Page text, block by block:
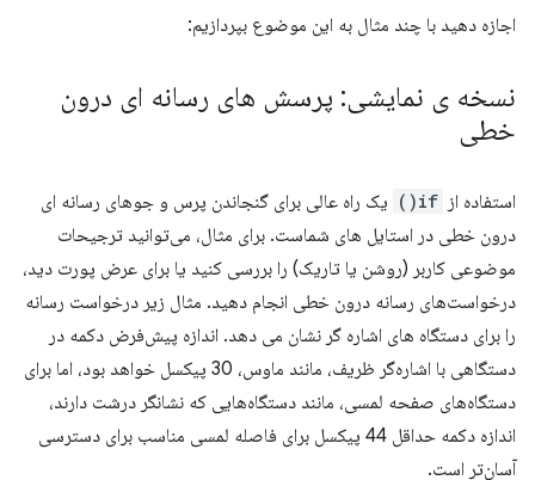
اجازه دهید با چند مثال به این موضوع بپردازیم:
نسخه ی نمایشی: پرسش های رسانه ای درون
خطی
استفاده از if()
یک راه عالی برای گنجاندن پرس و جوهای رسانه ای
درون خطی در استایل های شماست. برای مثال، می‌توانید ترجیحات
موضوعی کاربر (روشن یا تاریک) را بررسی کنید یا برای عرض پورت دید،
درخواست‌های رسانه درون خطی انجام دهید. مثال زیر درخواست رسانه
را برای دستگاه های اشاره گر نشان می دهد. اندازه پیش‌فرض دکمه در
دستگاهی با اشاره‌گر ظریف، مانند ماوس، 30 پیکسل خواهد بود، اما برای
دستگاه‌های صفحه لمسی، مانند دستگاه‌هایی که نشانگر درشت دارند،
اندازه دکمه حداقل 44 پیکسل برای فاصله لمسی مناسب برای دسترسی
آسان‌تر است.